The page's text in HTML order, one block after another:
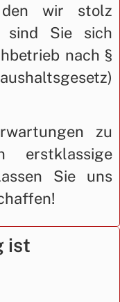
wir stolz
sind Sie sich
nach §
zu
erstklassige
Sie uns
ist